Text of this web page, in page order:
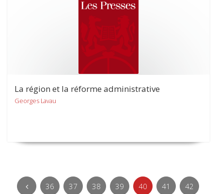
La région et la réforme administrative
Georges Lavau
36 37 38 39 40 41 42